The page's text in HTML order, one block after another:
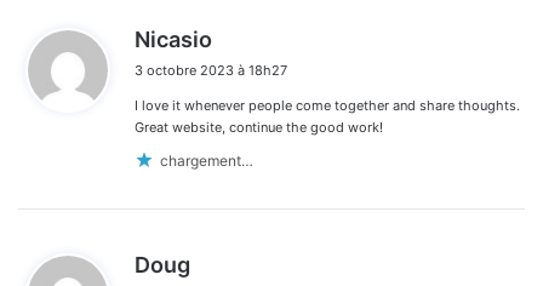
Nicasio
t
:
3 octobre 2023 à 18h27
I love it whenever people come together and share thoughts.
Great website, continue the good work!
chargement…
Doug